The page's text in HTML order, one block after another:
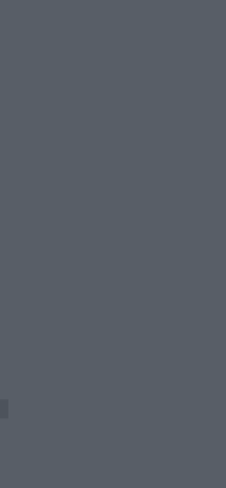
radzą